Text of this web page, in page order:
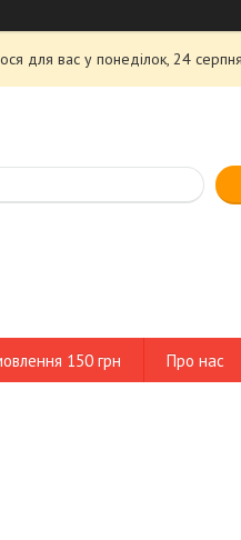
для вас у понеділок, 24
150 грн Про нас